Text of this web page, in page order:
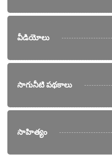
వీడియోలు
సాగునీటి పథకాలు
సాహిత్యం